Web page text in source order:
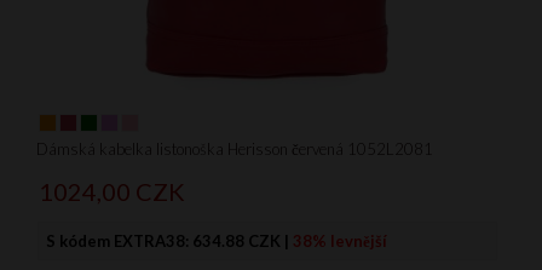
Dámská kabelka listonoška Herisson červená 1052L2081
1024,00 CZK
S kódem EXTRA38: 634.88 CZK | 38% levnější